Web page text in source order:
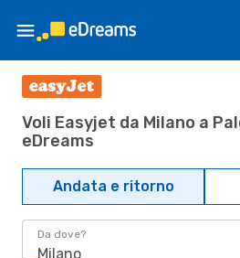
Voli Easyjet da Milano a
eDreams
Andata e ritorno
Da dove?
Milano